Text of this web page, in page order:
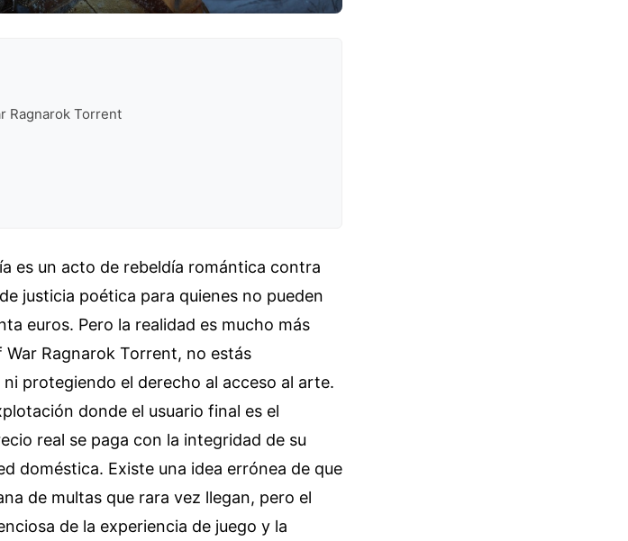
Ragnarok Torrent
es un acto de rebeldía romántica contra
justicia poética para quienes no pueden
euros. Pero la realidad es mucho más
War Ragnarok Torrent, no estás
protegiendo el derecho al acceso al arte.
donde el usuario final es el
real se paga con la integridad de su
doméstica. Existe una idea errónea de que
de multas que rara vez llegan, pero el
de la experiencia de juego y la